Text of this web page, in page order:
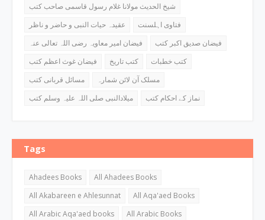
شیخ الحدیث مولانا غلام رسول قاسمی صاحب کتب
عقیدہ حیات النبی و حاضر و ناظر
فتاوی اہلسنت
فیضان امیر معاویہ رضی اللہ تعالی عنہ
فیضان صدیق اکبر کتب
فیضان غوث اعظم کتب
کتب تاریخ
کتب خطبات
مسائل قربانی کتب
مسلک آن لائن شمارہ
میلادالنبی صلی اللہ علیہ وسلم کتب
نماز کے احکام کتب
Tags
Ahadees Books
All Ahadees Books
All Akabareen e Ahlesunnat
All Aqa'aed Books
All Arabic Aqa'aed books
All Arabic Books